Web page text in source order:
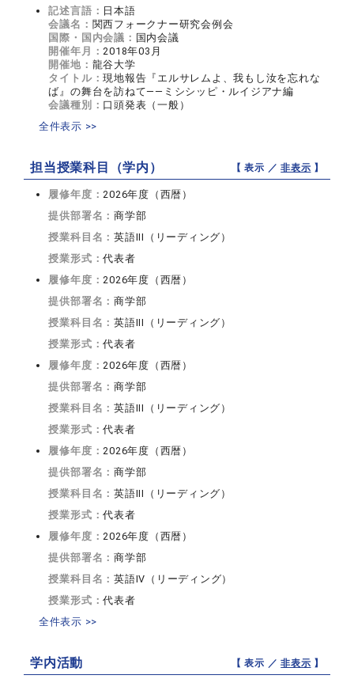
記述言語： 日本語
会議名： 関西フォークナー研究会例会
国際・国内会議： 国内会議
開催年月：2018年03月
開催地： 龍谷大学
タイトル：現地報告『エルサレムよ、我もし汝を忘れな
ば』の舞台を訪ねて――ミシシッピ・ルイジアナ編
会議種別： 口頭発表（一般）
全件表示 >>
担当授業科目（学内） 【 表示 ／非表示 】
履修年度：2026年度（西暦）
提供部署名：商学部
授業科目名：英語III（リーディング）
授業形式：代表者
履修年度：2026年度（西暦）
提供部署名：商学部
授業科目名：英語III（リーディング）
授業形式：代表者
履修年度：2026年度（西暦）
提供部署名：商学部
授業科目名：英語III（リーディング）
授業形式：代表者
履修年度：2026年度（西暦）
提供部署名：商学部
授業科目名：英語III（リーディング）
授業形式：代表者
履修年度：2026年度（西暦）
提供部署名：商学部
授業科目名：英語IV（リーディング）
授業形式：代表者
全件表示 >>
学内活動 【 表示 ／非表示 】